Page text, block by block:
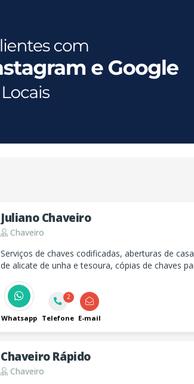
Juliano Chaveiro
Chaveiro
Serviços de chaves codificadas, aberturas de
de alicate de unha e tesoura, cópias de chaves
Whatsapp
2
Telefone E-mail
Chaveiro Rápido
Chaveiro